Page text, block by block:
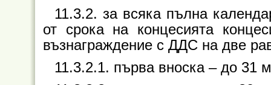
11.3.2. за всяка пълна
от срока на концесията
възнаграждение с ДДС на две
11.3.2.1. първа вноска – до 31